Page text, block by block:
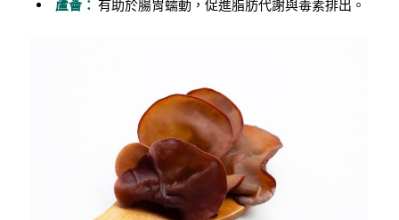
蘆薈： 有助於腸胃蠕動，促進脂肪代謝與毒素排出。